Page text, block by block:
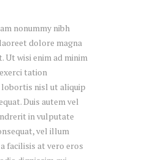
nonummy nibh
dolore magna
Ut wisi enim ad minim
tation
nisl ut aliquip
Duis autem vel
in vulputate
vel illum
facilisis at vero eros